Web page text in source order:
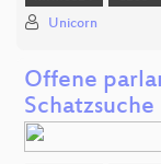
Unicorn
Offene
Schatzsuche